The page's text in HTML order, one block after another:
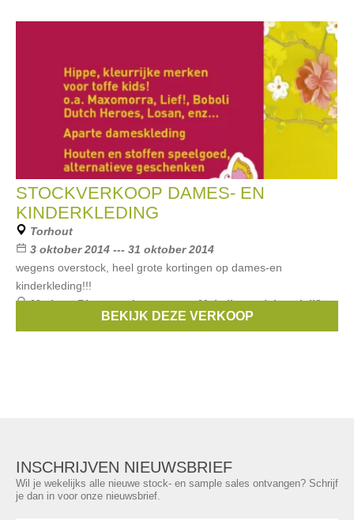
STOCKVERKOOP DAMES- EN
KINDERKLEDING
Torhout
3 oktober 2014 --- 31 oktober 2014
wegens overstock, heel grote kortingen op dames-en
kinderkleding!!!
Merken:Riverwoods,noa noa,Mais il est où le soleil?,
Bohemia
BEKIJK DEZE VERKOOP
INSCHRIJVEN NIEUWSBRIEF
Wil je wekelijks alle nieuwe stock- en sample sales ontvangen? Schrijf
je dan in voor onze nieuwsbrief.